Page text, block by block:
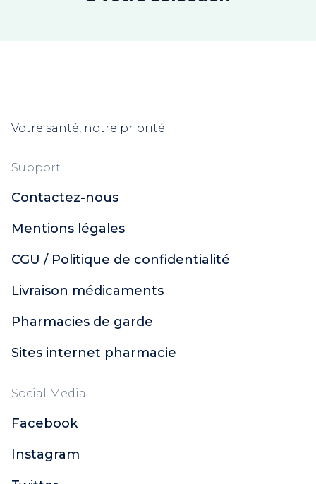
Cooper
Dulcis Health Science
Urgo
Polidis
Ginkor
CCD
Topicrem
Santé Verte
Orgakiddy
Probiolog
Sugant
Votre santé, notre priorité
Support
Contactez-nous
Mentions légales
CGU / Politique de confidentialité
Livraison médicaments
Pharmacies de garde
Sites internet pharmacie
Social Media
Facebook
Instagram